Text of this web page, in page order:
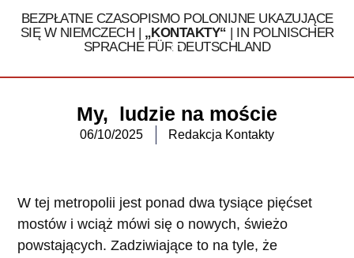
BEZPŁATNE CZASOPISMO POLONIJNE UKAZUJĄCE
SIĘ W NIEMCZECH | „KONTAKTY“ | IN POLNISCHER
SPRACHE FÜR DEUTSCHLAND
Tel. 030 / 324 16 32
My, ludzie na moście
06/10/2025 Redakcja Kontakty
W tej metropolii jest ponad dwa tysiące pięćset
mostów i wciąż mówi się o nowych, świeżo
powstających. Zadziwiające to na tyle, że